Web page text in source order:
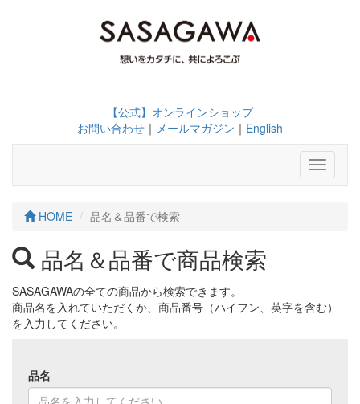
【公式】オンラインショップ
お問い合わせ ｜ メールマガジン ｜ English
Toggle
HOME 品名＆品番で検索
品名＆品番で商品検索
SASAGAWAの全ての商品から検索できます。
商品名を入れていただくか、商品番号（ハイフン、英字を含む）
を入力してください。
品名